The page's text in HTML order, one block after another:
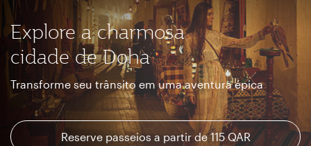
Explore a charmosa
cidade de Doha
Transforme seu trânsito em uma aventura épica
Reserve passeios a partir de 115 QAR